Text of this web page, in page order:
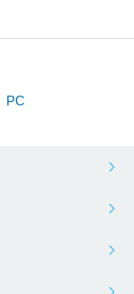
PC